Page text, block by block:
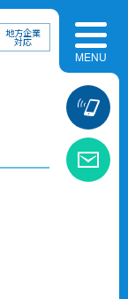
地方企業
対応